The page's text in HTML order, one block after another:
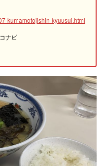
kumamotojishin-kyuusui.html
ナビ